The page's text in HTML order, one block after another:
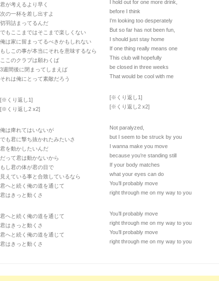
君が考えるより早く
次の一杯を差し出すよ
切羽詰まってるんだ
でもここまではそこまで楽しくない
俺は家に留まってるべきかもしれない
もしこの事が本当にそれを意味するなら
ここのクラブは願わくば
3週間後に閉まってしまえば
それは俺にとって素敵だろう
[※くり返し1]
[※くり返し2 x2]
俺は痺れてはいないが
でも君に撃ち抜かれたみたいさ
君を動かしたいんだ
だって君は動かないから
もし君の体が君の目で
見えている事と合致しているなら
君へと続く俺の道を通じて
君はきっと動くさ
君へと続く俺の道を通じて
君はきっと動くさ
君へと続く俺の道を通じて
君はきっと動くさ
I hold out for one more drink,
before I think
I’m looking too desperately
But so far has not been fun,
I should just stay home
If one thing really means one
This club will hopefully
be closed in three weeks
That would be cool with me
[※くり返し1]
[※くり返し2 x2]
Not paralyzed,
but I seem to be struck by you
I wanna make you move
because you’re standing still
If your body matches
what your eyes can do
You’ll probably move
right through me on my way to you
You’ll probably move
right through me on my way to you
You’ll probably move
right through me on my way to you